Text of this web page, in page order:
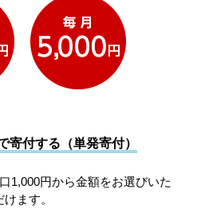
寄付する（単発寄付）
1,000円から金額をお選びいた
けます。